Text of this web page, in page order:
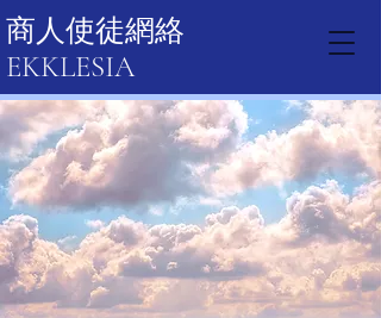
商人使徒網絡
EKKLESIA